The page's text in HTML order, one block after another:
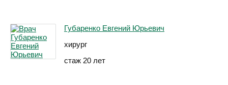
Губаренко Евгений Юрьевич
хирург
стаж 20 лет